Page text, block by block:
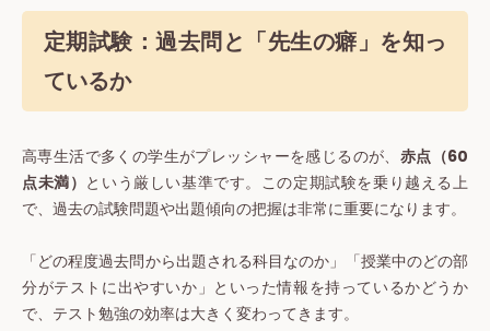
定期試験：過去問と「先生の癖」を知っ
ているか
高専生活で多くの学生がプレッシャーを感じるのが、 赤点（60
点未満） という厳しい基準です。この定期試験を乗り越える上
で、過去の試験問題や出題傾向の把握は非常に重要になります。
「どの程度過去問から出題される科目なのか」「授業中のどの部
分がテストに出やすいか」といった情報を持っているかどうか
で、テスト勉強の効率は大きく変わってきます。